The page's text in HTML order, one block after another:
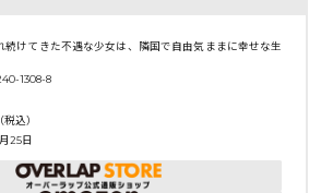
続けてきた不遇な少女は、隣国で自由気ままに幸せな生
1308-8
込）
25日